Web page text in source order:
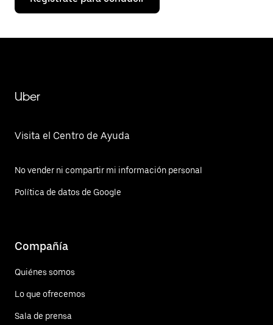
Uber
Visita el Centro de Ayuda
No vender ni compartir mi información personal
Política de datos de Google
Compañía
Quiénes somos
Lo que ofrecemos
Sala de prensa